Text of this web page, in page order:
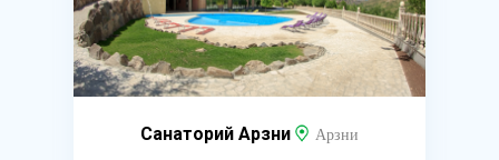
Санаторий Арзни Арзни